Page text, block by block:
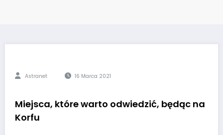
Astranet 16 Marca 2021
Miejsca, które warto odwiedzić, będąc na
Korfu